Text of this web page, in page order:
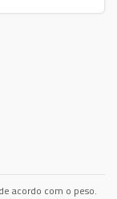
acordo com o peso.